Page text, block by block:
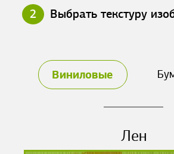
2 Выбрать текстуру
Виниловые
Лен